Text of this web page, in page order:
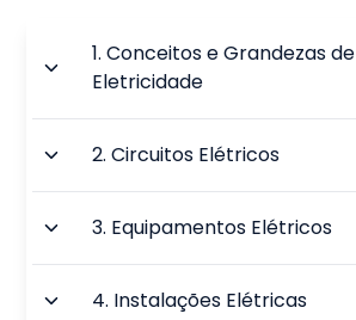
1.Conceitos e Grandezas de
Eletricidade
2.Circuitos Elétricos
3. Equipamentos Elétricos
4. Instalações Elétricas